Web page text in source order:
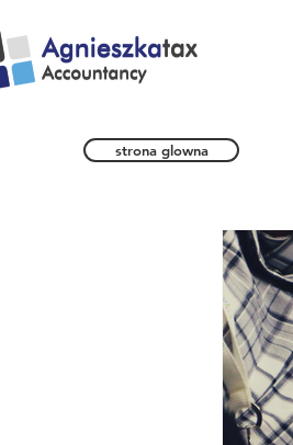
strona glowna